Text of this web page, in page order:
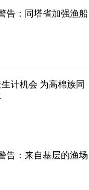
告：同塔省加强渔船
计机会 为高棉族同
告：来自基层的渔场